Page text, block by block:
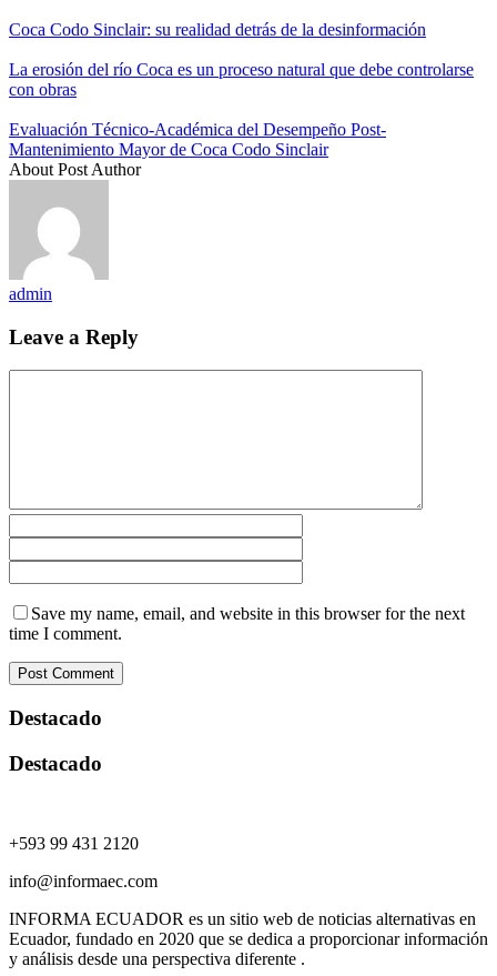
Coca Codo Sinclair: su realidad detrás de la desinformación
La erosión del río Coca es un proceso natural que debe controlarse
con obras
Evaluación Técnico-Académica del Desempeño Post-
Mantenimiento Mayor de Coca Codo Sinclair
About Post Author
admin
Leave a Reply
Save my name, email, and website in this browser for the next
time I comment.
Destacado
Destacado
+593 99 431 2120
info@informaec.com
INFORMA ECUADOR es un sitio web de noticias alternativas en
Ecuador, fundado en 2020 que se dedica a proporcionar información
y análisis desde una perspectiva diferente .